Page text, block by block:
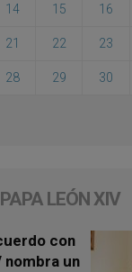
14 15 16
21 22 23
28 29 30
PAPA LEÓN XIV
con
nombra un